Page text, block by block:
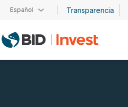
Pasar al contenido principal
Español Transparencia